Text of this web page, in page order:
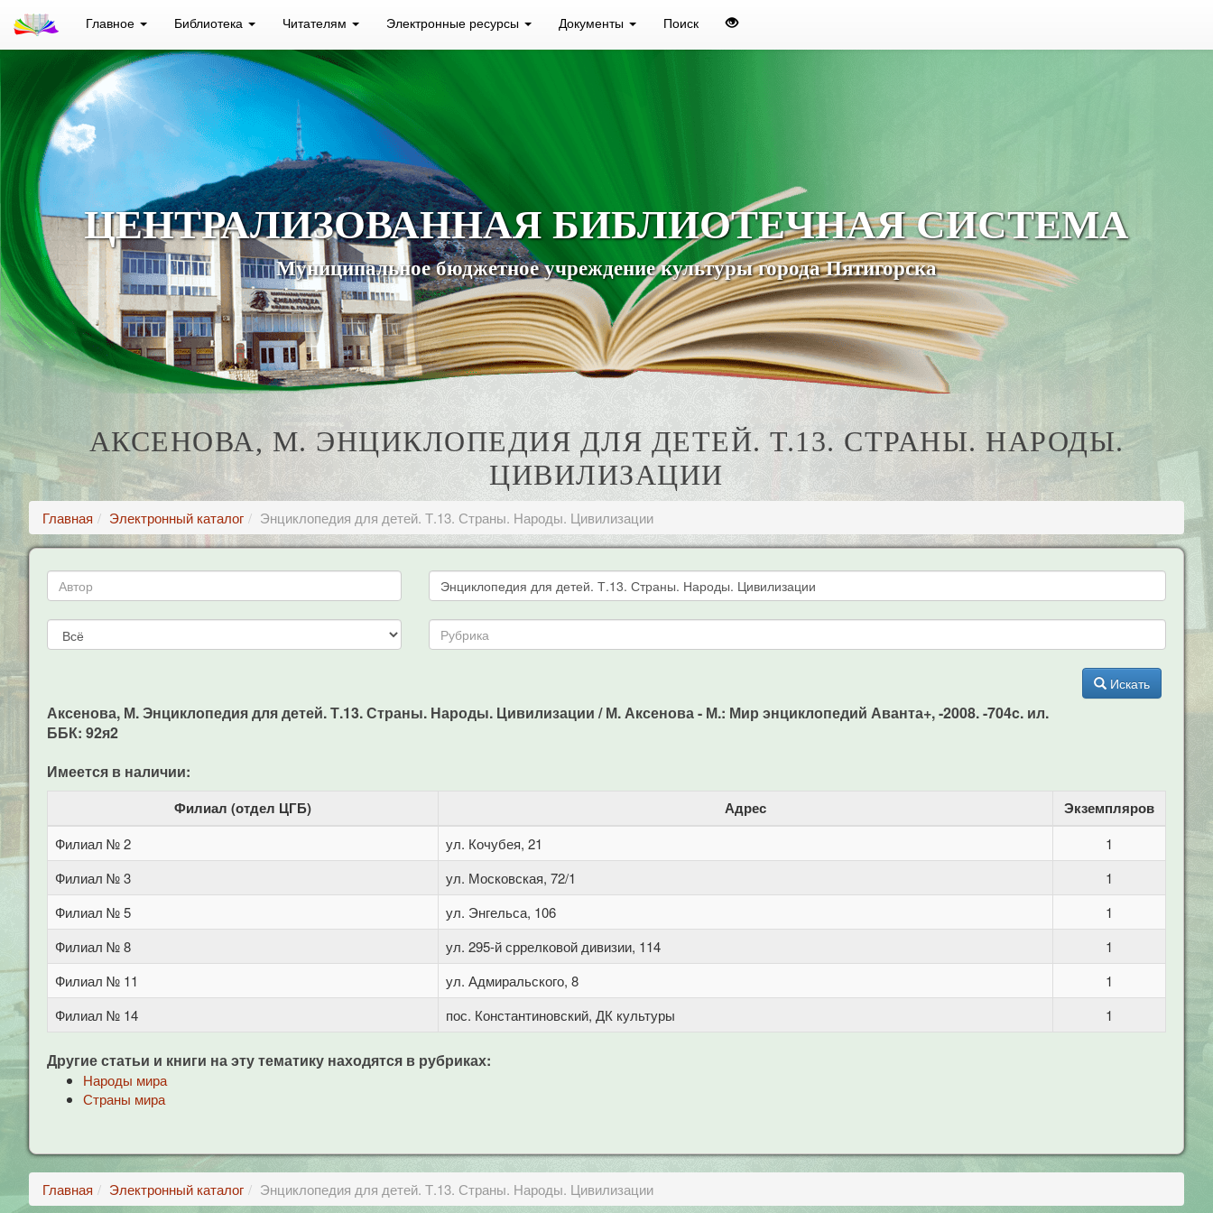
Главное Библиотека Читателям Электронные ресурсы Документы Поиск
ЦЕНТРАЛИЗОВАННАЯ БИБЛИОТЕЧНАЯ СИСТЕМА
Муниципальное бюджетное учреждение культуры города Пятигорска
АКСЕНОВА, М. ЭНЦИКЛОПЕДИЯ ДЛЯ ДЕТЕЙ. Т.13. СТРАНЫ. НАРОДЫ.
ЦИВИЛИЗАЦИИ
Главная Электронный каталог Энциклопедия для детей. Т.13. Страны. Народы. Цивилизации
Искать
Аксенова, М. Энциклопедия для детей. Т.13. Страны. Народы. Цивилизации / М. Аксенова - М.: Мир энциклопедий Аванта+, -2008. -704c. ил.
ББК: 92я2
Имеется в наличии:
Филиал (отдел ЦГБ) Адрес Экземпляров
Филиал № 2 ул. Кочубея, 21
1
Филиал № 3
ул. Московская, 72/1
1
Филиал № 5
ул. Энгельса, 106
1
Филиал № 8
ул. 295-й сррелковой дивизии, 114
1
Филиал № 11
ул. Адмиральского, 8
1
Филиал № 14
пос. Константиновский, ДК культуры 1
Другие статьи и книги на эту тематику находятся в рубриках:
Народы мира
Страны мира
Главная Электронный каталог Энциклопедия для детей. Т.13. Страны. Народы. Цивилизации